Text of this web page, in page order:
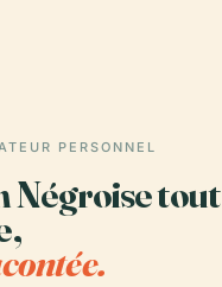
PERSONNEL
Négroise tout